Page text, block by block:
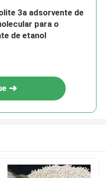
3a adsorvente de
para o
de etanol